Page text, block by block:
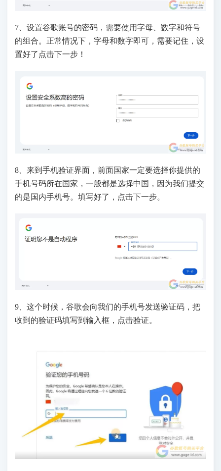
7、设置谷歌账号的密码，需要使用字母、数字和符号
的组合。正常情况下，字母和数字即可，需要记住，设
置好了点击下一步！
8、来到手机验证界面，前面国家一定要选择你提供的
手机号码所在国家，一般都是选择中国，因为我们提交
的是国内手机号。填写好了，点击下一步。
9、这个时候，谷歌会向我们的手机号发送验证码，把
收到的验证码填写到输入框，点击验证。